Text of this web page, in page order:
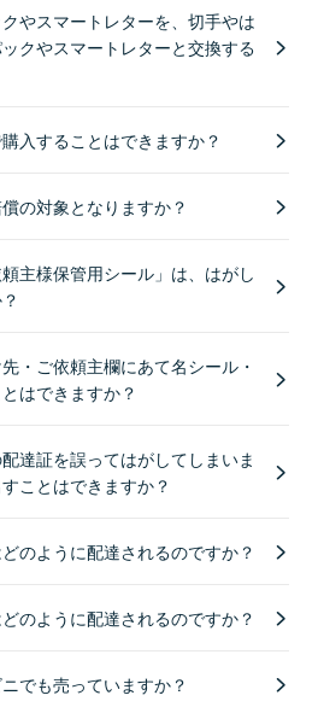
やスマートレターを、切手やは
クやスマートレターと交換する
入することはできますか？
の対象となりますか？
主様保管用シール」は、はがし
・ご依頼主欄にあて名シール・
はできますか？
達証を誤ってはがしてしまいま
ことはできますか？
のように配達されるのですか？
のように配達されるのですか？
でも売っていますか？